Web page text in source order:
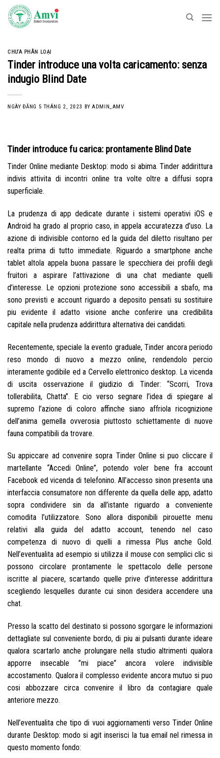
Skip
content
CHƯA PHÂN LOẠI
Tinder introduce una volta caricamento: senza
indugio Blind Date
NGÀY ĐĂNG 5 THÁNG 2, 2023 BYADMIN_AMV
Tinder introduce fu carica: prontamente Blind Date
Tinder Online mediante Desktop: modo si abima. Tinder addirittura
indivis attivita di incontri online tra volte oltre a diffusi sopra
superficiale.
La prudenza di app dedicate durante i sistemi operativi iOS e
Android ha grado al proprio caso, in appela accuratezza d’uso. La
azione di indivisible contorno ed la guida del diletto risultano per
realta prima di tutto immediate. Riguardo a smartphone anche
tablet altola appela buona passare le specchiera dei profili degli
fruitori a aspirare l’attivazione di una chat mediante quelli
d’interesse. Le opzioni protezione sono accessibili a sbafo, ma
sono previsti e account riguardo a deposito pensati su sostituire
piu evidente il adatto visione anche conferire una credibilita
capitale nella prudenza addirittura alternativa dei candidati.
Recentemente, speciale la evento graduale, Tinder ancora periodo
reso mondo di nuovo a mezzo online, rendendolo percio
interamente godibile ed a Cervello elettronico desktop. La vicenda
di uscita osservazione il giudizio di Tinder: “Scorri, Trova
tollerabilita, Chatta”. E cio verso segnare l’idea di spiegare al
supremo l’azione di coloro affinche siano affriola ricognizione
dell’anima gemella ovverosia piuttosto schiettamente di nuove
fauna compatibili da trovare.
Su appiccare ad convenire sopra Tinder Online si puo cliccare il
martellante “Accedi Online”, potendo voler bene fra account
Facebook ed vicenda di telefonino. All’accesso sinon presenta una
interfaccia consumatore non differente da quella delle app, adatto
sopra condividere sin da all’istante riguardo a conveniente
comodita l’utilizzatore. Sono allora disponibili pirouette menu
relativi alla guida del adatto account, tenendo nel caso
competenza di nuovo di quelli a rimessa Plus anche Gold.
Nell’eventualita ad esempio si utilizza il mouse con semplici clic si
possono circolare prontamente le spettacolo delle persone
iscritte al piacere, scartando quelle prive d’interesse addirittura
scegliendo lesquelles durante cui sinon desidera accendere una
chat.
Presso la scatto del destinato si possono sgorgare le informazioni
dettagliate sul conveniente bordo, di piu ai pulsanti durante ideare
qualora scartarlo anche prolungare nella studio altrimenti qualora
apporre insecable ”mi piace” ancora volere indivisible
accostamento. Qualora il complesso evidente ancora mutuo si puo
cosi abbozzare circa convenire il libro da contagiare quale
anteriore mezzo.
Nell’eventualita che tipo di vuoi aggiornamenti verso Tinder Online
durante Desktop: modo si agit inserisci la tua email nel rimessa in
questo momento fondo: